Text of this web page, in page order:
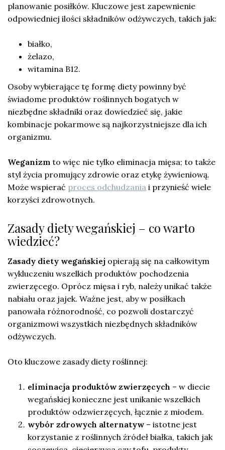
planowanie posiłków. Kluczowe jest zapewnienie
odpowiedniej ilości składników odżywczych, takich jak:
białko,
żelazo,
witamina B12.
Osoby wybierające tę formę diety powinny być
świadome produktów roślinnych bogatych w
niezbędne składniki oraz dowiedzieć się, jakie
kombinacje pokarmowe są najkorzystniejsze dla ich
organizmu.
Weganizm to więc nie tylko eliminacja mięsa; to także
styl życia promujący zdrowie oraz etykę żywieniową.
Może wspierać proces odchudzania i przynieść wiele
korzyści zdrowotnych.
Zasady diety wegańskiej – co warto
wiedzieć?
Zasady diety wegańskiej opierają się na całkowitym
wykluczeniu wszelkich produktów pochodzenia
zwierzęcego. Oprócz mięsa i ryb, należy unikać także
nabiału oraz jajek. Ważne jest, aby w posiłkach
panowała różnorodność, co pozwoli dostarczyć
organizmowi wszystkich niezbędnych składników
odżywczych.
Oto kluczowe zasady diety roślinnej:
eliminacja produktów zwierzęcych – w diecie
wegańskiej konieczne jest unikanie wszelkich
produktów odzwierzęcych, łącznie z miodem.
wybór zdrowych alternatyw – istotne jest
korzystanie z roślinnych źródeł białka, takich jak